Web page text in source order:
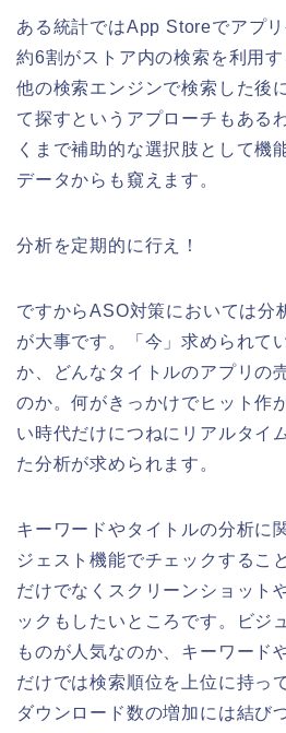
ある統計ではApp Storeでアプリ
約6割がストア内の検索を利用す
他の検索エンジンで検索した後
て探すというアプローチもある
くまで補助的な選択肢として機
データからも窺えます。
分析を定期的に行え！
ですからASO対策においては分
が大事です。「今」求められて
か、どんなタイトルのアプリの
のか。何がきっかけでヒット作
い時代だけにつねにリアルタイ
た分析が求められます。
キーワードやタイトルの分析に
ジェスト機能でチェックするこ
だけでなくスクリーンショット
ックもしたいところです。ビジ
ものが人気なのか、キーワード
だけでは検索順位を上位に持っ
ダウンロード数の増加には結び